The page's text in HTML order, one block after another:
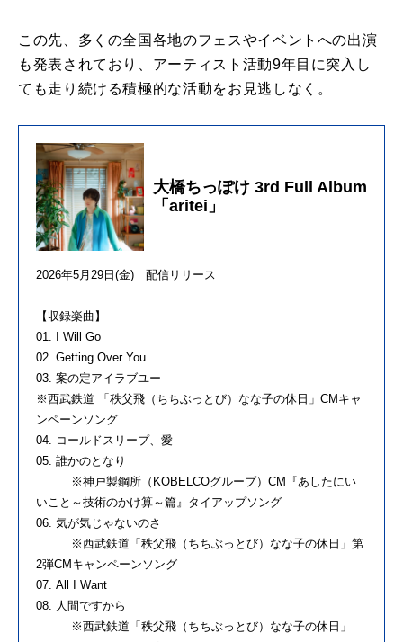
この先、多くの全国各地のフェスやイベントへの出演
も発表されており、アーティスト活動9年目に突入し
ても走り続ける積極的な活動をお見逃しなく。
大橋ちっぽけ 3rd Full Album
「aritei」
2026年5月29日(金) 配信リリース
【収録楽曲】
01. I Will Go
02. Getting Over You
03. 案の定アイラブユー
※西武鉄道 「秩父飛（ちちぶっとび）なな子の休日」CMキャ
ンペーンソング
04. コールドスリープ、愛
05. 誰かのとなり
※神戸製鋼所（KOBELCOグループ）CM『あしたにい
いこと～技術のかけ算～篇』タイアップソング
06. 気が気じゃないのさ
※西武鉄道「秩父飛（ちちぶっとび）なな子の休日」第
2弾CMキャンペーンソング
07. All I Want
08. 人間ですから
※西武鉄道「秩父飛（ちちぶっとび）なな子の休日」